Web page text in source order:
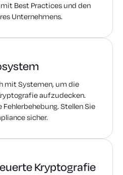
Best Practices und den
Unternehmens.
mit Systemen, um die
aufzudecken.
Stellen Sie
sicher.
Kryptografie